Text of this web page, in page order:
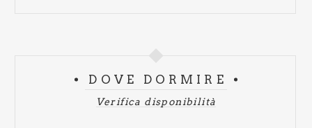
DOVE DORMIRE
Verifica disponibilità